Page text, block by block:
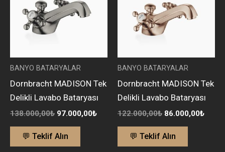
BANYO BATARYALAR
Dornbracht MADISON Tek
Delikli Lavabo Bataryası
138.000,00₺ 97.000,00₺
💬 Teklif Alın
BANYO BATARYALAR
Dornbracht MADISON Tek
Delikli Lavabo Bataryası
122.000,00₺ 86.000,00₺
💬 Teklif Alın